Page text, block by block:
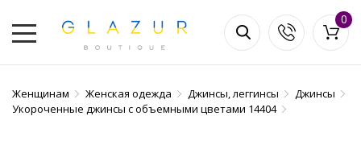
0
Женщинам Женская одежда Джинсы, леггинсы
Джинсы
Укороченные джинсы с объемными цветами 14404